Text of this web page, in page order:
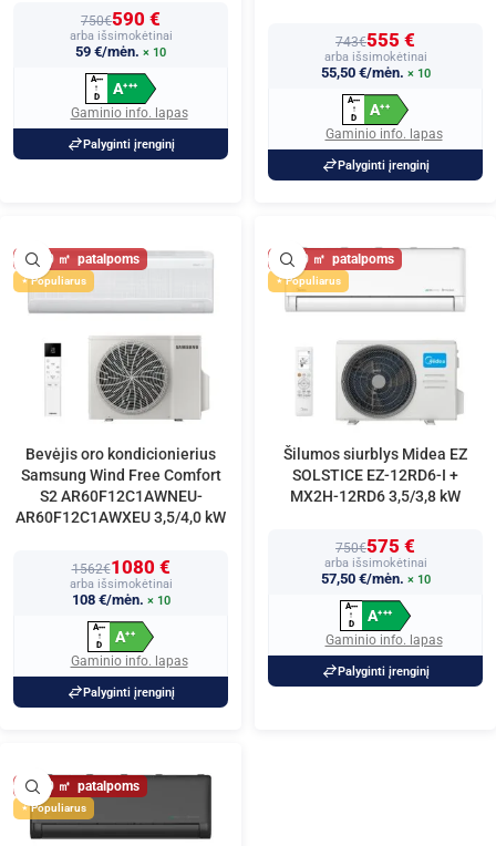
750€590 €
arba išsimokėtinai
59 €/mėn. × 10
A+++
↑
D
A+++
Gaminio info. lapas
Palyginti įrenginį
743€555 €
arba išsimokėtinai
55,50 €/mėn. × 10
A+++
↑
D
A++
Gaminio info. lapas
Palyginti įrenginį
40
Populiarus
Bevėjis oro kondicionierius
Samsung Wind Free Comfort
S2 AR60F12C1AWNEU-
AR60F12C1AWXEU 3,5/4,0 kW
1562€1080 €
arba išsimokėtinai
108 €/mėn. × 10
A+++
↑
D
A++
Gaminio info. lapas
Palyginti įrenginį
40
Populiarus
Šilumos siurblys Midea EZ
SOLSTICE EZ-12RD6-I +
MX2H-12RD6 3,5/3,8 kW
750€575 €
arba išsimokėtinai
57,50 €/mėn. × 10
A+++
↑
D
A+++
Gaminio info. lapas
Palyginti įrenginį
40
Populiarus